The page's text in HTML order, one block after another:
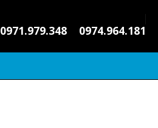
0971.979.348 0974.964.181